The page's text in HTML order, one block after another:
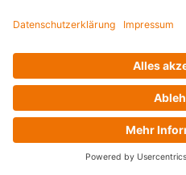
Klingeltaster und Gongs
Sprechanlagen-Sets
Zubehör Türkommunikation
Videoüberwachung
Zubehör Videoüberwachung
Alle anzeigen